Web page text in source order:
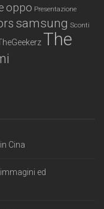
oppo Presentazione
samsung Sconti
The
Cina
ed